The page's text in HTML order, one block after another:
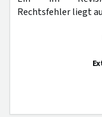
Rechtsfehler liegt